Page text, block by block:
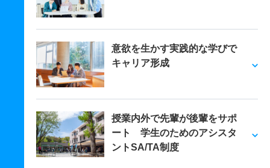
意欲を生かす実践的な学びで
キャリア形成
授業内外で先輩が後輩をサポ
ート 学生のためのアシスタ
ントSA/TA制度